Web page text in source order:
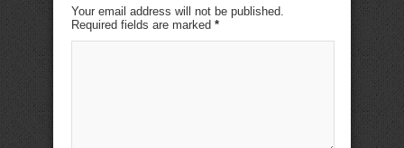
Your email address will not be published.
Required fields are marked *